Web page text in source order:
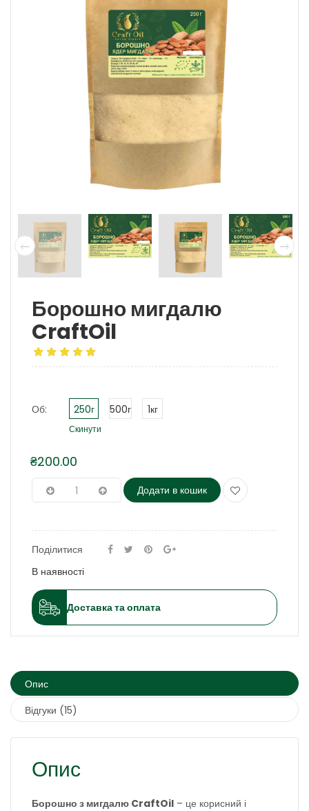
Борошно мигдалю
CraftOil
Об: 250г 500г 1кг
Скинути
₴200.00
Додати в кошик
Поділитися
В наявності
Доставка та оплата
Опис
Відгуки (15)
Опис
Борошно з мигдалю CraftOil – це корисний і